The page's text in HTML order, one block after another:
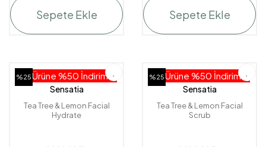
Sepete Ekle Sepete Ekle
%25
2. Ürüne %50 İndirim!
Sensatia
Tea Tree & Lemon Facial
Hydrate
%25
2. Ürüne %50 İndirim!
Sensatia
Tea Tree & Lemon Facial
Scrub